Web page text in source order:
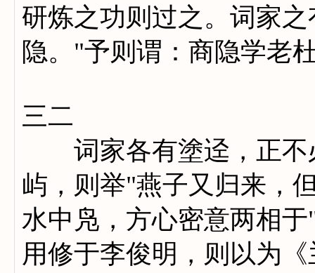
研炼之功则过之。词家
隐。"予则谓：商隐学老
三二
词家各有塗迳，正不
屿，则举"燕子又归来，
水中凫，方心密意两相
用修于李俊明，则以为